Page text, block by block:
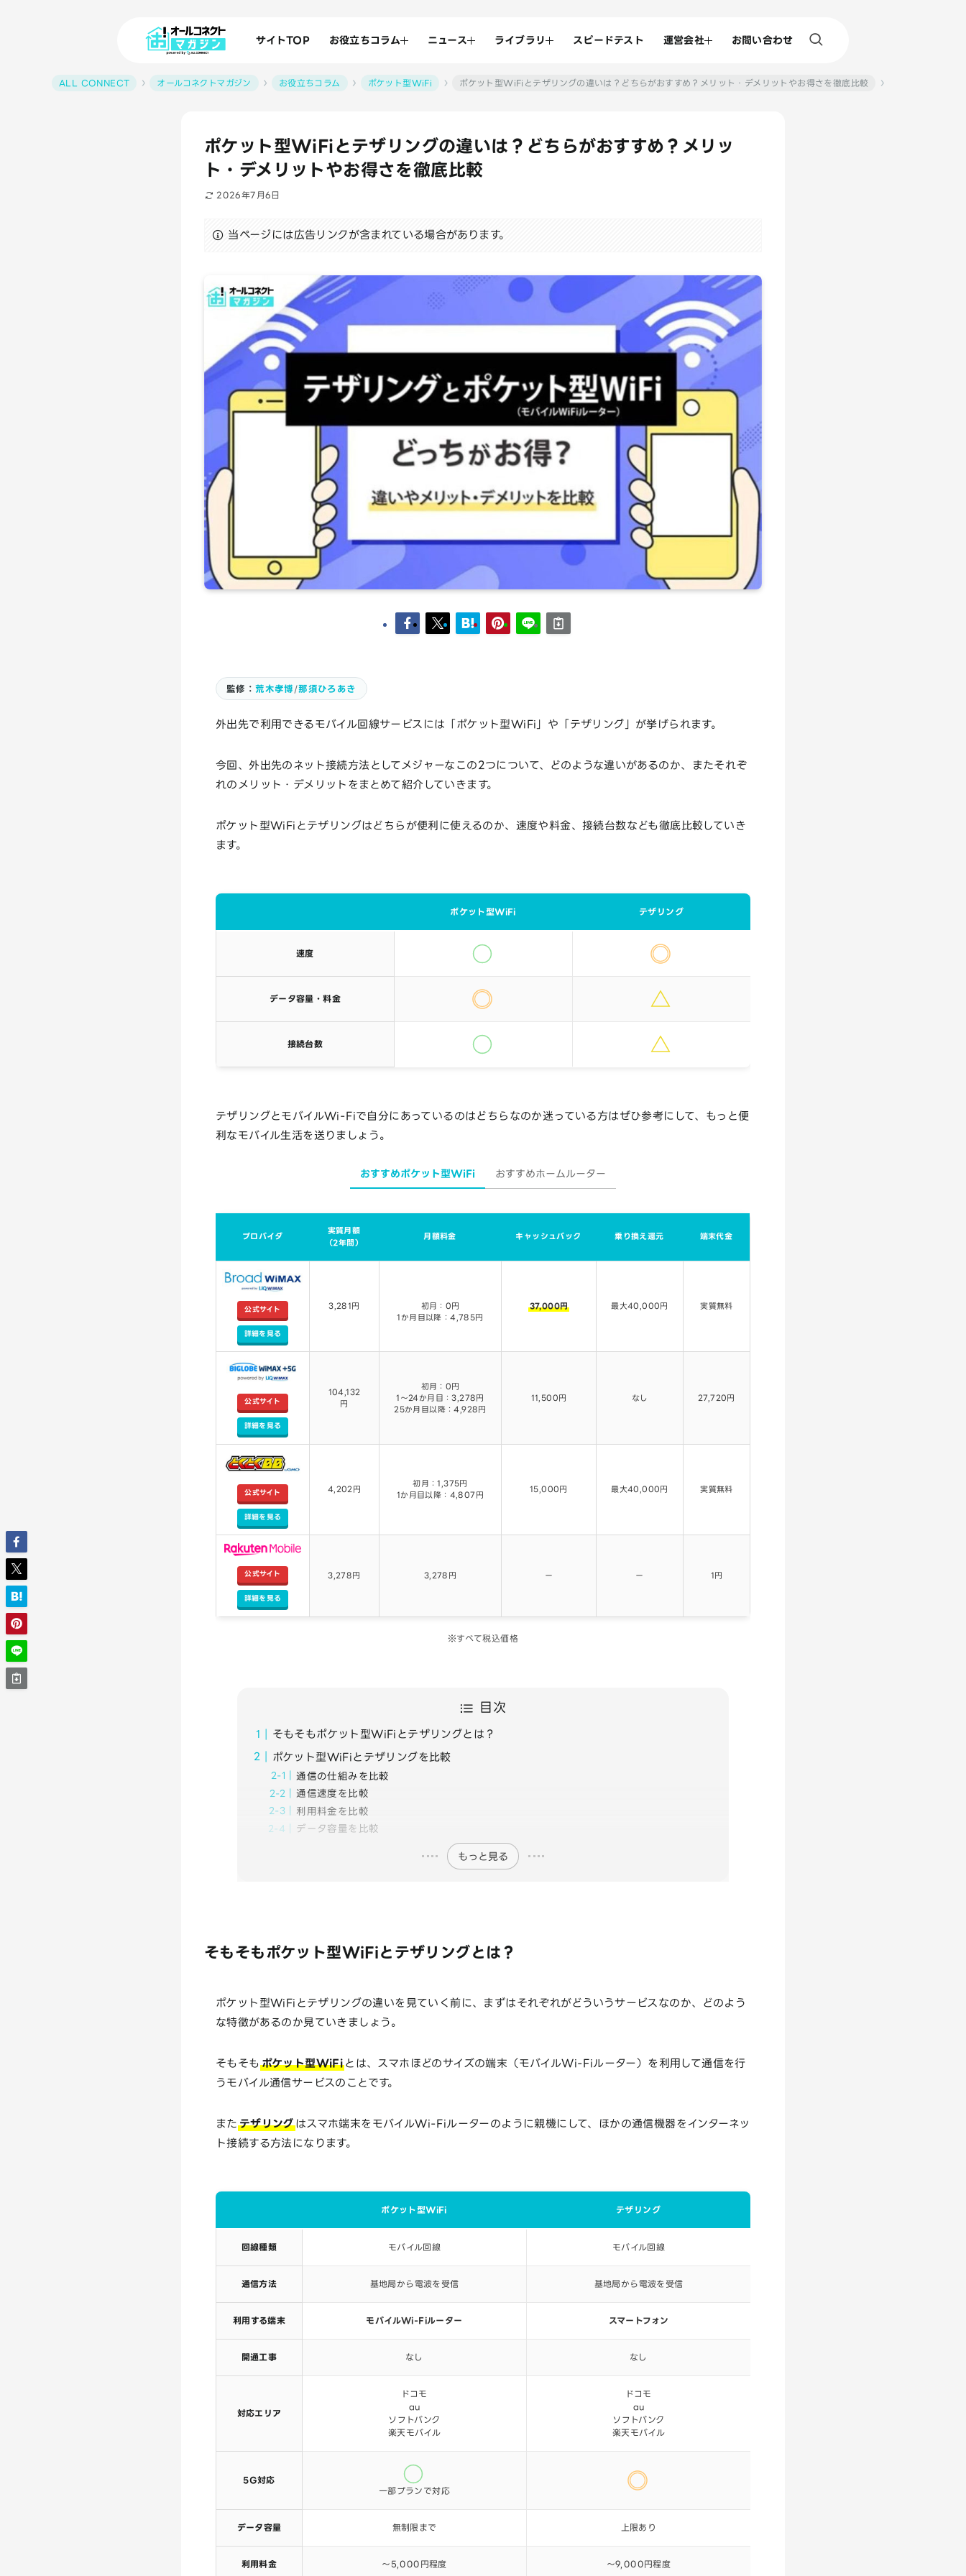
サイトTOP お役立ちコラム ニュース ライブラリ スピードテスト 運営会社 お問い合わせ
ALL CONNECT オールコネクトマガジン お役立ちコラム ポケット型WiFi ポケット型WiFiとテザリングの違いは？どちらがおすすめ？メリット・デメリットやお得さを徹底比較
ポケット型WiFiとテザリングの違いは？どちらがおすすめ？メリッ
ト・デメリットやお得さを徹底比較
2026年7月6日
当ページには広告リンクが含まれている場合があります。
監修：荒木孝博 /那須ひろあき
外出先で利用できるモバイル回線サービスには「ポケット型WiFi」や「テザリング」が挙げられます。
今回、外出先のネット接続方法としてメジャーなこの2つについて、どのような違いがあるのか、またそれぞ
れのメリット・デメリットをまとめて紹介していきます。
ポケット型WiFiとテザリングはどちらが便利に使えるのか、速度や料金、接続台数なども徹底比較していき
ます。
ポケット型WiFi テザリング
速度
データ容量・料金
接続台数
テザリングとモバイルWi-Fiで自分にあっているのはどちらなのか迷っている方はぜひ参考にして、もっと便
利なモバイル生活を送りましょう。
おすすめポケット型WiFi おすすめホームルーター
プロバイダ
実質月額
（2年間）
月額料金 キャッシュバック 乗り換え還元 端末代金
公式サイト
詳細を見る
3,281円
初月：0円
1か月目以降：4,785円
37,000円 最大40,000円 実質無料
公式サイト
詳細を見る
104,132
円
初月：0円
1〜24か月目：3,278円
25か月目以降：4,928円
11,500円 なし 27,720円
公式サイト
詳細を見る
4,202円
初月：1,375円
1か月目以降：4,807円
15,000円 最大40,000円 実質無料
公式サイト
詳細を見る
3,278円 3,278円 ー ー 1円
※すべて税込価格
目次
そもそもポケット型WiFiとテザリングとは？
ポケット型WiFiとテザリングを比較
通信の仕組みを比較
通信速度を比較
利用料金を比較
データ容量を比較
もっと見る
そもそもポケット型WiFiとテザリングとは？
ポケット型WiFiとテザリングの違いを見ていく前に、まずはそれぞれがどういうサービスなのか、どのよう
な特徴があるのか見ていきましょう。
そもそも ポケット型WiFi とは、スマホほどのサイズの端末（モバイルWi-Fiルーター）を利用して通信を行
うモバイル通信サービスのことです。
また テザリングはスマホ端末をモバイルWi-Fiルーターのように親機にして、ほかの通信機器をインターネッ
ト接続する方法になります。
ポケット型WiFi テザリング
回線種類 モバイル回線 モバイル回線
通信方法 基地局から電波を受信 基地局から電波を受信
利用する端末 モバイルWi-Fiルーター スマートフォン
開通工事 なし なし
対応エリア
ドコモ
au
ソフトバンク
楽天モバイル
ドコモ
au
ソフトバンク
楽天モバイル
5G対応
一部プランで対応
データ容量 無制限まで 上限あり
利用料金 ～5,000円程度 ～9,000円程度